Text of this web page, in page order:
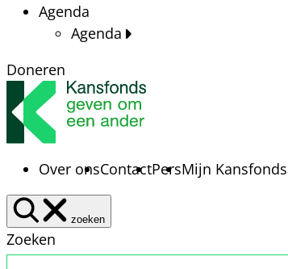
Agenda
Agenda
Doneren
Over onsContactPersMijn Kansfonds
zoeken
Zoeken